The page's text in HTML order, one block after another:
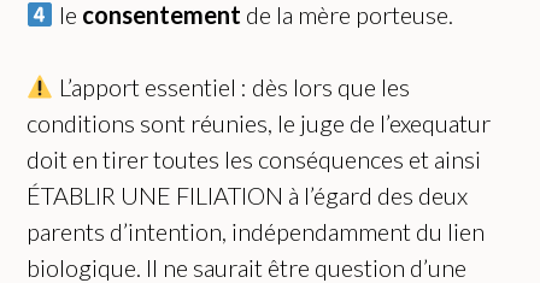
le consentement de la mère porteuse.
L’apport essentiel : dès lors que les
conditions sont réunies, le juge de l’exequatur
doit en tirer toutes les conséquences et ainsi
ÉTABLIR UNE FILIATION à l’égard des deux
parents d’intention, indépendamment du lien
biologique. Il ne saurait être question d’une